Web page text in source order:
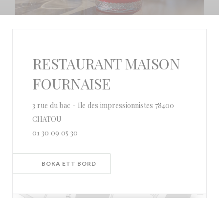
RESTAURANT MAISON
FOURNAISE
3 rue du bac - Ile des impressionnistes 78400
CHATOU
01 30 09 05 30
BOKA ETT BORD